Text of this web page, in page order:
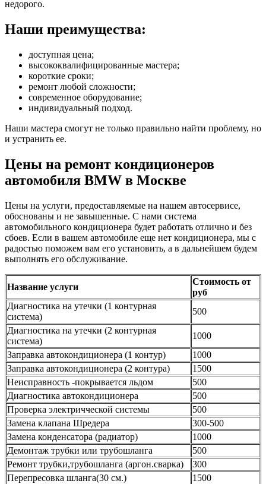
недорого.
Наши преимущества:
доступная цена;
высококвалифицированные мастера;
короткие сроки;
ремонт любой сложности;
современное оборудование;
индивидуальный подход.
Наши мастера смогут не только правильно найти проблему, но
и устранить ее.
Цены на ремонт кондиционеров
автомобиля BMW в Москве
Цены на услуги, предоставляемые на нашем автосервисе,
обоснованы и не завышенные. С нами система
автомобильного кондиционера будет работать отлично и без
сбоев. Если в вашем автомобиле еще нет кондиционера, мы с
радостью поможем вам его установить, а в дальнейшем будем
выполнять его обслуживание.
Название услуги
Стоимость от
руб
Диагностика на утечки (1 контурная
система)
500
Диагностика на утечки (2 контурная
система)
1000
Заправка автокондиционера (1 контур)
1000
Заправка автокондиционера (2 контура)
1500
Неисправность -покрывается льдом
500
Диагностика автокондиционера
500
Проверка электричческой системы
500
Замена клапана Шредера
300-500
Замена конденсатора (радиатор)
1000
Демонтаж трубки или трубошланга
500
Ремонт трубки,трубошланга (аргон.сварка)
300
Перепресовка шланга(30 см.)
1500